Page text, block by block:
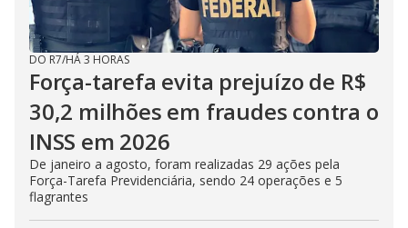
DO R7/HÁ 3 HORAS
Força-tarefa evita prejuízo de R$
30,2 milhões em fraudes contra o
INSS em 2026
De janeiro a agosto, foram realizadas 29 ações pela
Força-Tarefa Previdenciária, sendo 24 operações e 5
flagrantes